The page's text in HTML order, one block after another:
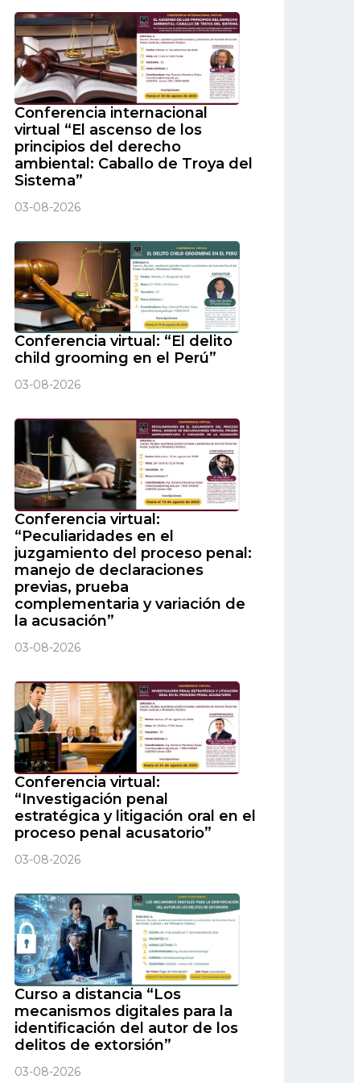
Conferencia internacional
virtual “El ascenso de los
principios del derecho
ambiental: Caballo de Troya del
Sistema”
03-08-2026
Conferencia virtual: “El delito
child grooming en el Perú”
03-08-2026
Conferencia virtual:
“Peculiaridades en el
juzgamiento del proceso penal:
manejo de declaraciones
previas, prueba
complementaria y variación de
la acusación”
03-08-2026
Conferencia virtual:
“Investigación penal
estratégica y litigación oral en el
proceso penal acusatorio”
03-08-2026
Curso a distancia “Los
mecanismos digitales para la
identificación del autor de los
delitos de extorsión”
03-08-2026